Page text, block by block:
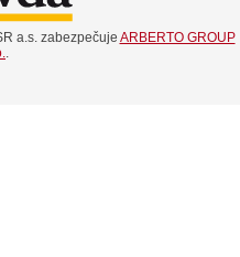
a.s. zabezpečuje ARBERTO GROUP
.